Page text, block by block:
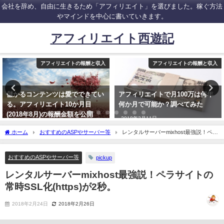
会社を辞め、自由に生きるため「アフィリエイト」を選びました。稼ぐ方法
やマインドを中心に書いていきます。
アフィリエイト西遊記
アフィリエイトの報酬と収入
儲かるコンテンツは愛でできてい
る。アフィリエイト10か月目
(2018年8月)の報酬金額を公開
アフィリエイトの報酬と収入
アフィリエイトで月100万は何年
何か月で可能か？調べてみた
2018年3月11日
ホーム おすすめのASPやサーバー等
レンタルサーバーmixhost最強説！ペラ
サイトの常時SSL化(https)が2秒。
おすすめのASPやサーバー等 pickup
レンタルサーバーmixhost最強説！ペラサイトの
常時SSL化(https)が2秒。
2018年2月24日 2018年2月26日